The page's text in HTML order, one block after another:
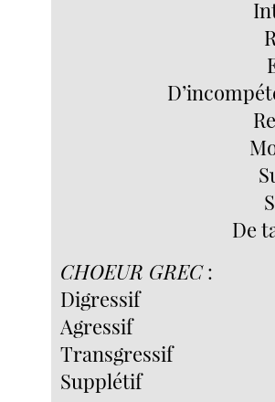
De
CHOEUR GREC:
Digressif
Agressif
Transgressif
Supplétif